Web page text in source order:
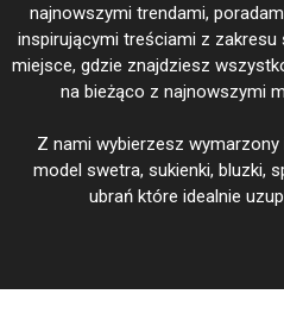
najnowszymi trendami,
inspirującymi treściami z
miejsce, gdzie znajdziesz
na bieżąco z najnowszymi
Z nami wybierzesz
model swetra, sukienki, bluzki,
ubrań które idealnie